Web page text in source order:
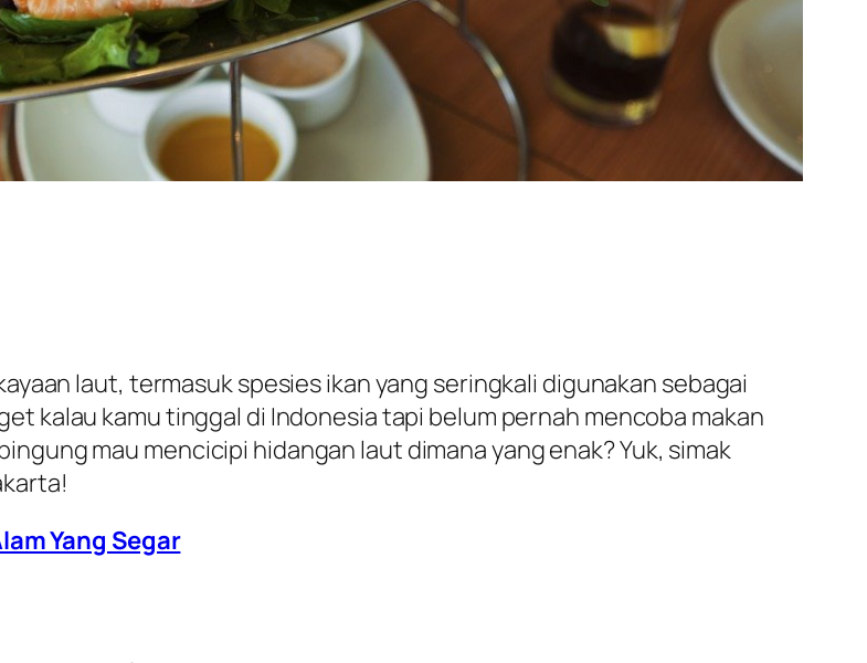
laut, termasuk spesies ikan yang seringkali digunakan sebagai
kalau kamu tinggal di Indonesia tapi belum pernah mencoba makan
mau mencicipi hidangan laut dimana yang enak? Yuk, simak
Yang Segar